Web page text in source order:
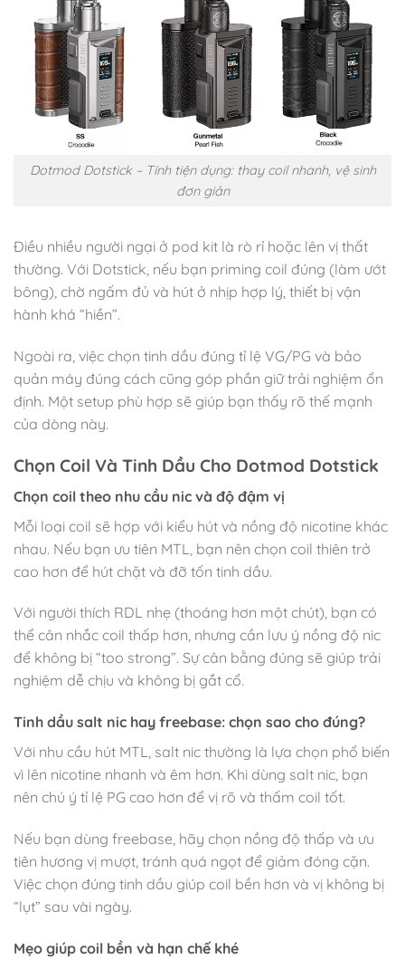
Dotmod Dotstick – Tính tiện dụng: thay coil nhanh, vệ sinh
đơn giản
Điều nhiều người ngại ở pod kit là rò rỉ hoặc lên vị thất
thường. Với Dotstick, nếu bạn priming coil đúng (làm ướt
bông), chờ ngấm đủ và hút ở nhịp hợp lý, thiết bị vận
hành khá “hiền”.
Ngoài ra, việc chọn tinh dầu đúng tỉ lệ VG/PG và bảo
quản máy đúng cách cũng góp phần giữ trải nghiệm ổn
định. Một setup phù hợp sẽ giúp bạn thấy rõ thế mạnh
của dòng này.
Chọn Coil Và Tinh Dầu Cho Dotmod Dotstick
Chọn coil theo nhu cầu nic và độ đậm vị
Mỗi loại coil sẽ hợp với kiểu hút và nồng độ nicotine khác
nhau. Nếu bạn ưu tiên MTL, bạn nên chọn coil thiên trở
cao hơn để hút chặt và đỡ tốn tinh dầu.
Với người thích RDL nhẹ (thoáng hơn một chút), bạn có
thể cân nhắc coil thấp hơn, nhưng cần lưu ý nồng độ nic
để không bị “too strong”. Sự cân bằng đúng sẽ giúp trải
nghiệm dễ chịu và không bị gắt cổ.
Tinh dầu salt nic hay freebase: chọn sao cho đúng?
Với nhu cầu hút MTL, salt nic thường là lựa chọn phổ biến
vì lên nicotine nhanh và êm hơn. Khi dùng salt nic, bạn
nên chú ý tỉ lệ PG cao hơn để vị rõ và thấm coil tốt.
Nếu bạn dùng freebase, hãy chọn nồng độ thấp và ưu
tiên hương vị mượt, tránh quá ngọt để giảm đóng cặn.
Việc chọn đúng tinh dầu giúp coil bền hơn và vị không bị
“lụt” sau vài ngày.
Mẹo giúp coil bền và hạn chế khé